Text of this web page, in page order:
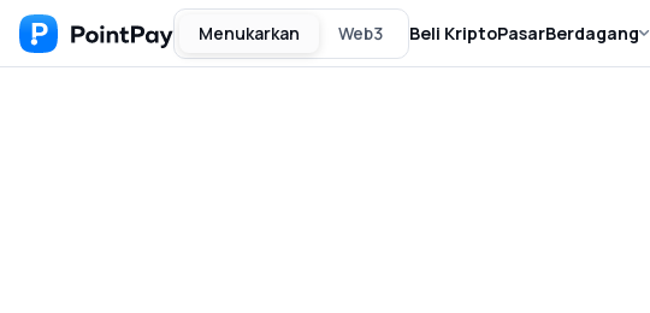
Menukarkan Web3 Beli KriptoPasarBerdagang